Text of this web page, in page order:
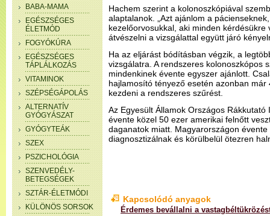
BABA-MAMA
EGÉSZSÉGES
ÉLETMÓD
FOGYÓKÚRA
EGÉSZSÉGES
TÁPLÁLKOZÁS
VITAMINOK
SZÉPSÉGÁPOLÁS
ALTERNATÍV
GYÓGYÁSZAT
GYÓGYTEÁK
SZEX
PSZICHOLÓGIA
SZENVEDÉLY-
BETEGSÉGEK
SZTÁR-ÉLETMÓDI
KÜLÖNÖS SORSOK
Hachem szerint a kolonoszkópiával
alaptalanok. „Azt ajánlom a
kezelőorvosukkal, aki minden
átvészelni a vizsgálattal együtt járó
Ha az eljárást bódításban végzik, a
vizsgálatra. A rendszeres kolonoszkópos
mindenkinek évente egyszer ajánlott.
hajlamosító tényező esetén azonban
kezdeni a rendszeres szűrést.
Az Egyesült Államok Országos
évente közel 50 ezer amerikai felnőtt
daganatok miatt. Magyarországon
diagnosztizálnak és körülbelül ötezren
Kapcsolódó anyagok
Érdemes bevállalni a